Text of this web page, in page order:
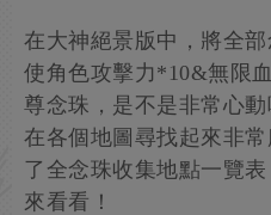
在大神絕景版中，將全
使角色攻擊力*10&無限
尊念珠，是不是非常心
在各個地圖尋找起來非
了全念珠收集地點一覽
來看看！